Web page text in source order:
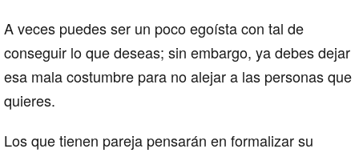
A veces puedes ser un poco egoísta con tal de
conseguir lo que deseas; sin embargo, ya debes dejar
esa mala costumbre para no alejar a las personas que
quieres.
Los que tienen pareja pensarán en formalizar su